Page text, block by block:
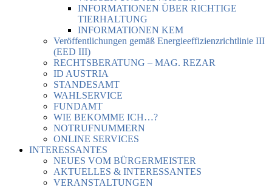
INFORMATIONEN ÜBER RICHTIGE
TIERHALTUNG
INFORMATIONEN KEM
Veröffentlichungen gemäß Energieeffizienzrichtlinie III
(EED III)
RECHTSBERATUNG – MAG. REZAR
ID AUSTRIA
STANDESAMT
WAHLSERVICE
FUNDAMT
WIE BEKOMME ICH…?
NOTRUFNUMMERN
ONLINE SERVICES
INTERESSANTES
NEUES VOM BÜRGERMEISTER
AKTUELLES & INTERESSANTES
VERANSTALTUNGEN